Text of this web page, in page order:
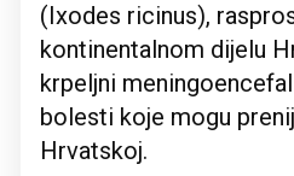
(Ixodes ricinus),
kontinentalnom dijelu
krpeljni
bolesti koje mogu
Hrvatskoj.